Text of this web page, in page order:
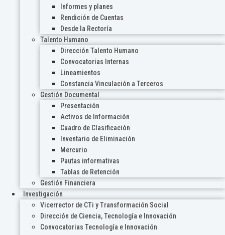
Informes y planes
Rendición de Cuentas
Desde la Rectoría
Talento Humano
Dirección Talento Humano
Convocatorias Internas
Lineamientos
Constancia Vinculación a Terceros
Gestión Documental
Presentación
Activos de Información
Cuadro de Clasificación
Inventario de Eliminación
Mercurio
Pautas informativas
Tablas de Retención
Gestión Financiera
Investigación
Vicerrector de CTi y Transformación Social
Dirección de Ciencia, Tecnología e Innovación
Convocatorias Tecnología e Innovación